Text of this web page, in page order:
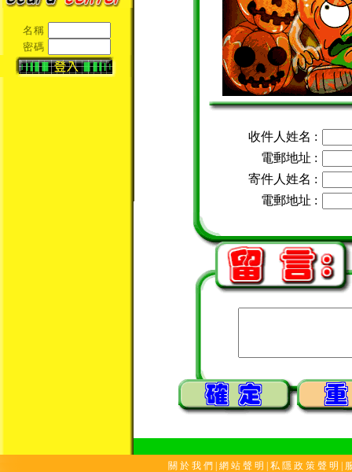
名稱
密碼
收件人姓名 :
電郵地址 :
寄件人姓名 :
電郵地址 :
關 於 我 們 網 站 聲 明 私 隱 政 策 聲 明